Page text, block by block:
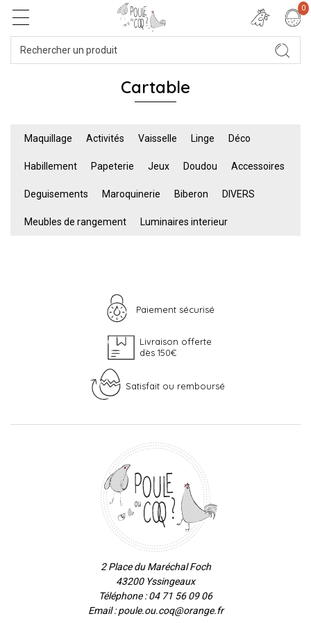
0
Cartable
Maquillage Activités Vaisselle Linge Déco
Habillement Papeterie Jeux Doudou Accessoires
Deguisements Maroquinerie Biberon DIVERS
Meubles de rangement Luminaires interieur
Paiement sécurisé
Livraison offerte
dès 150€
Satisfait ou remboursé
2 Place du Maréchal Foch
43200 Yssingeaux
Téléphone : 04 71 56 09 06
Email : poule.ou.coq@orange.fr